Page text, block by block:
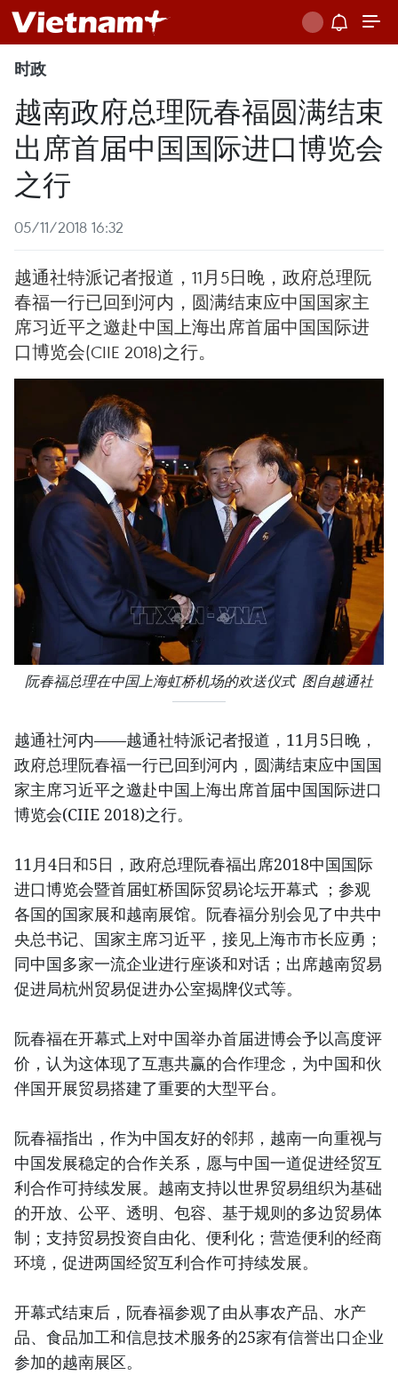
时政
越南政府总理阮春福圆满结束
出席首届中国国际进口博览会
之行
05/11/2018 16:32
越通社特派记者报道，11月5日晚，政府总理阮
春福一行已回到河内，圆满结束应中国国家主
席习近平之邀赴中国上海出席首届中国国际进
口博览会(CIIE 2018)之行。
阮春福总理在中国上海虹桥机场的欢送仪式 图自越通社
越通社河内——越通社特派记者报道，11月5日晚，
政府总理阮春福一行已回到河内，圆满结束应中国国
家主席习近平之邀赴中国上海出席首届中国国际进口
博览会(CIIE 2018)之行。
11月4日和5日，政府总理阮春福出席2018中国国际
进口博览会暨首届虹桥国际贸易论坛开幕式 ；参观
各国的国家展和越南展馆。阮春福分别会见了中共中
央总书记、国家主席习近平，接见上海市市长应勇；
同中国多家一流企业进行座谈和对话；出席越南贸易
促进局杭州贸易促进办公室揭牌仪式等。
阮春福在开幕式上对中国举办首届进博会予以高度评
价，认为这体现了互惠共赢的合作理念，为中国和伙
伴国开展贸易搭建了重要的大型平台。
阮春福指出，作为中国友好的邻邦，越南一向重视与
中国发展稳定的合作关系，愿与中国一道促进经贸互
利合作可持续发展。越南支持以世界贸易组织为基础
的开放、公平、透明、包容、基于规则的多边贸易体
制；支持贸易投资自由化、便利化；营造便利的经商
环境，促进两国经贸互利合作可持续发展。
开幕式结束后，阮春福参观了由从事农产品、水产
品、食品加工和信息技术服务的25家有信誉出口企业
参加的越南展区。